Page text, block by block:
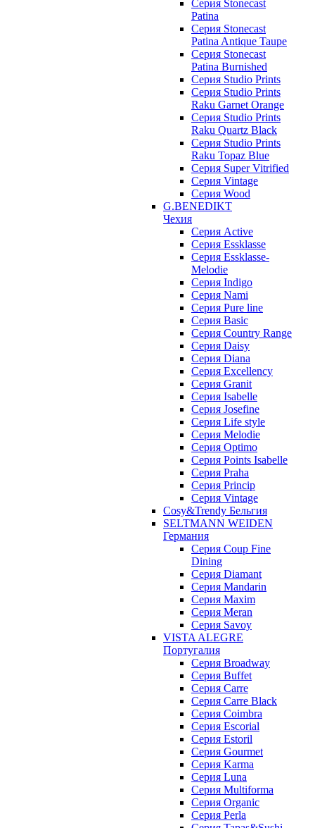
Серия Stonecast
Patina
Серия Stonecast
Patina Antique Taupe
Серия Stonecast
Patina Burnished
Серия Studio Prints
Серия Studio Prints
Raku Garnet Orange
Серия Studio Prints
Raku Quartz Black
Серия Studio Prints
Raku Topaz Blue
Серия Super Vitrified
Серия Vintage
Серия Wood
G.BENEDIKT
Чехия
Cерия Active
Cерия Essklasse
Cерия Essklasse-
Melodie
Cерия Indigo
Cерия Nami
Cерия Pure line
Серия Basic
Серия Country Range
Серия Daisy
Серия Diana
Серия Excellency
Серия Granit
Серия Isabelle
Серия Josefine
Серия Life style
Серия Melodie
Серия Optimo
Серия Points Isabelle
Серия Praha
Серия Princip
Серия Vintage
Cosy&Trendy Бельгия
SELTMANN WEIDEN
Германия
Cерия Coup Fine
Dining
Cерия Diamant
Cерия Mandarin
Cерия Maxim
Серия Meran
Серия Savoy
VISTA ALEGRE
Португалия
Серия Broadway
Серия Buffet
Серия Carre
Серия Carre Black
Серия Coimbra
Серия Escorial
Серия Estoril
Серия Gourmet
Серия Karma
Серия Luna
Серия Multiforma
Серия Organic
Серия Perla